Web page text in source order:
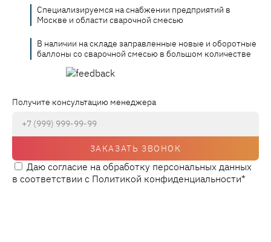
Специализируемся на снабжении предприятий в
Москве и области сварочной смесью
В наличии на складе заправленные новые и оборотные
баллоны со сварочной смесью в большом количестве
Получите консультацию менеджера
ЗАКАЗАТЬ ЗВОНОК
Даю согласие на обработку персональных данных
в соответствии с Политикой конфиденциальности*